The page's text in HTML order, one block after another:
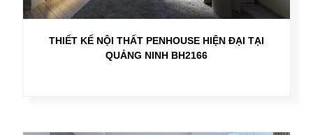
THIẾT KẾ NỘI THẤT PENHOUSE HIỆN ĐẠI TẠI
QUẢNG NINH BH2166